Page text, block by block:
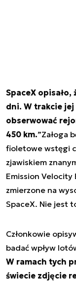
SpaceX opisało,
dni. W trakcie
obserwować
450 km.”Załoga
fioletowe wstęgi
zjawiskiem
Emission
zmierzone na
SpaceX. Nie jest
Członkowie
badać wpływ
W ramach tych
świecie zdjęcie